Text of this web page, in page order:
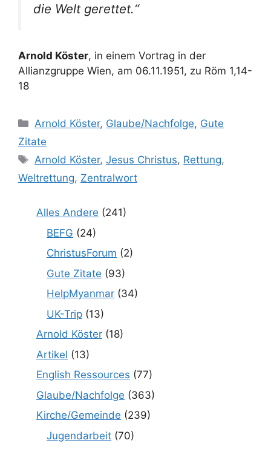
die Welt gerettet.“
Arnold Köster, in einem Vortrag in der
Allianzgruppe Wien, am 06.11.1951, zu Röm 1,14-
18
Kategorien
Arnold Köster, Glaube/Nachfolge, Gute
Zitate
Schlagwörter
Arnold Köster,Jesus Christus, Rettung,
Weltrettung, Zentralwort
Alles Andere (241)
BEFG (24)
ChristusForum (2)
Gute Zitate (93)
HelpMyanmar (34)
UK-Trip (13)
Arnold Köster (18)
Artikel (13)
English Ressources (77)
Glaube/Nachfolge (363)
Kirche/Gemeinde (239)
Jugendarbeit (70)